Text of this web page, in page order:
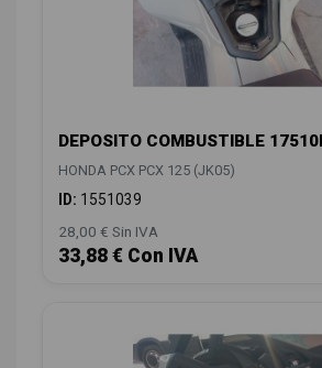
DEPOSITO COMBUSTIBLE
HONDA PCX PCX 125 (JK05)
ID: 1551039
28,00 € Sin IVA
33,88 € Con IVA